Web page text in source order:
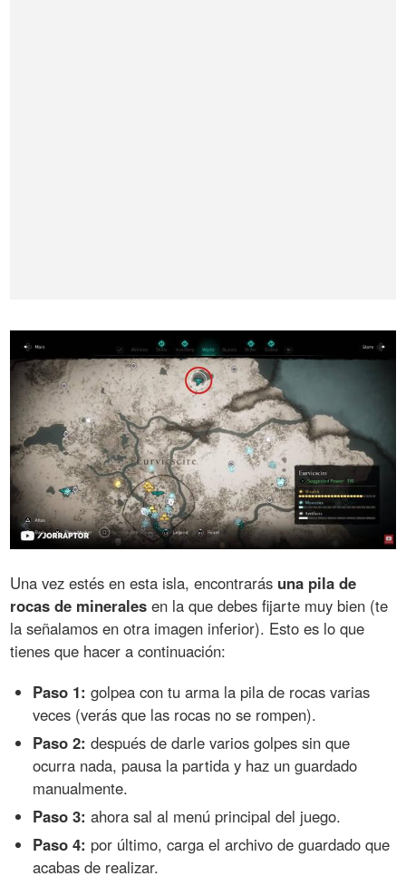
Una vez estés en esta isla, encontrarás una pila de
rocas de minerales en la que debes fijarte muy bien (te
la señalamos en otra imagen inferior). Esto es lo que
tienes que hacer a continuación:
Paso 1: golpea con tu arma la pila de rocas varias
veces (verás que las rocas no se rompen).
Paso 2: después de darle varios golpes sin que
ocurra nada, pausa la partida y haz un guardado
manualmente.
Paso 3: ahora sal al menú principal del juego.
Paso 4: por último, carga el archivo de guardado que
acabas de realizar.